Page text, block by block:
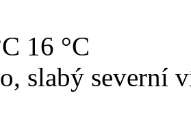
16 °C
slabý severní